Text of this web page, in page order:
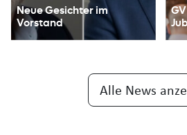
Neue Gesichter im
Vorstand
Alle News